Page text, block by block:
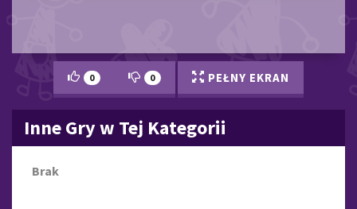
0 0 PEŁNY EKRAN
Inne Gry w Tej Kategorii
Brak